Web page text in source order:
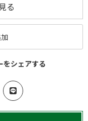
る
をシェアする